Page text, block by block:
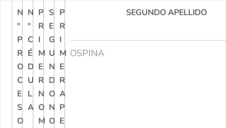
N
°
P
R
O
C
E
S
O
N
°
C
É
D
U
L
A
P
R
I
M
E
R
N
O
M
S
E
G
U
N
D
O
N
O
P
R
I
M
E
R
A
P
E
SEGUNDO APELLIDO
OSPINA